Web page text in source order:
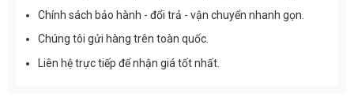
Chính sách bảo hành - đổi trả - vận chuyển nhanh gọn.
Chúng tôi gửi hàng trên toàn quốc.
Liên hệ trực tiếp để nhận giá tốt nhất.